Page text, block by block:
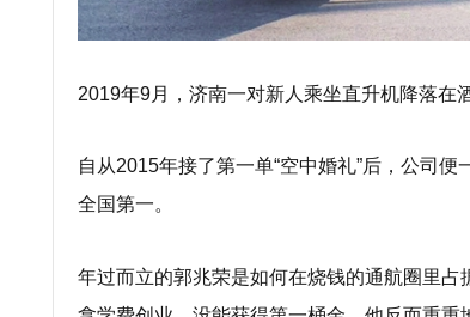
2019年9月，济南一对新人乘坐直升机降落在
自从2015年接了第一单“空中婚礼”后，公司
全国第一。
年过而立的郭兆荣是如何在烧钱的通航圈里